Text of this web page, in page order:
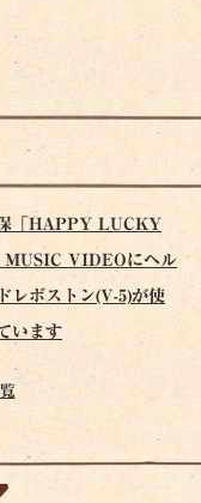
「HAPPY LUCKY
MUSIC VIDEOにヘル
レボストン(V-5)が使
います